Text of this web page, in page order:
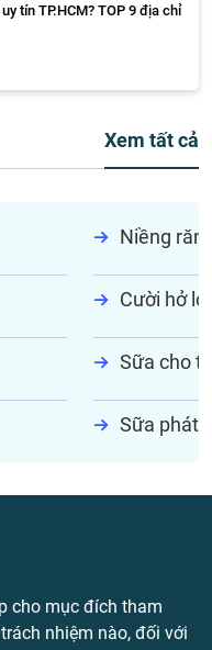
tín TP.HCM? TOP 9 địa chỉ
Xem tất cả
Niềng
Cười hở lợi
Sữa cho
Sữa phát
cho mục đích tham
nhiệm nào, đối với